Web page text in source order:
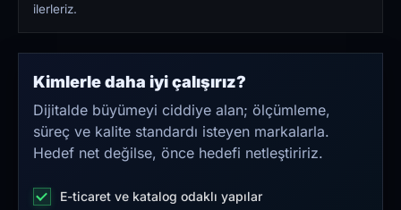
ilerleriz.
Kimlerle daha iyi çalışırız?
Dijitalde büyümeyi ciddiye alan; ölçümleme,
süreç ve kalite standardı isteyen markalarla.
Hedef net değilse, önce hedefi netleştiririz.
E-ticaret ve katalog odaklı yapılar